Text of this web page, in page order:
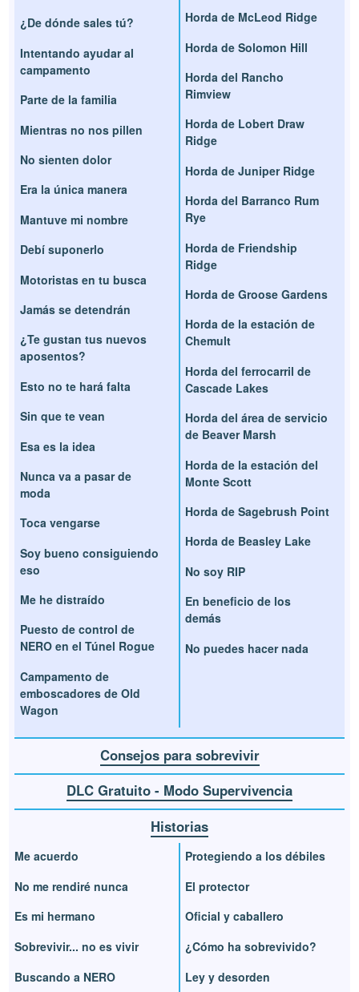
¿De dónde sales tú?
Intentando ayudar al
campamento
Parte de la familia
Mientras no nos pillen
No sienten dolor
Era la única manera
Mantuve mi nombre
Debí suponerlo
Motoristas en tu busca
Jamás se detendrán
¿Te gustan tus nuevos
aposentos?
Esto no te hará falta
Sin que te vean
Esa es la idea
Nunca va a pasar de
moda
Toca vengarse
Soy bueno consiguiendo
eso
Me he distraído
Puesto de control de
NERO en el Túnel Rogue
Campamento de
emboscadores de Old
Wagon
Horda de McLeod Ridge
Horda de Solomon Hill
Horda del Rancho
Rimview
Horda de Lobert Draw
Ridge
Horda de Juniper Ridge
Horda del Barranco Rum
Rye
Horda de Friendship
Ridge
Horda de Groose Gardens
Horda de la estación de
Chemult
Horda del ferrocarril de
Cascade Lakes
Horda del área de servicio
de Beaver Marsh
Horda de la estación del
Monte Scott
Horda de Sagebrush Point
Horda de Beasley Lake
No soy RIP
En beneficio de los
demás
No puedes hacer nada
Consejos para sobrevivir
DLC Gratuito - Modo Supervivencia
Historias
Me acuerdo
No me rendiré nunca
Es mi hermano
Sobrevivir... no es vivir
Buscando a NERO
Protegiendo a los débiles
El protector
Oficial y caballero
¿Cómo ha sobrevivido?
Ley y desorden